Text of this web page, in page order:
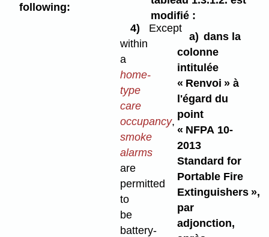
following:
4) Except
within
a
home-
type
care
occupancy,
smoke
alarms
are
permitted
to
be
battery-
modifié :
a) dans la
colonne
intitulée
« Renvoi » à
l'égard du
point
« NFPA 10-
2013
Standard for
Portable Fire
Extinguishers »,
par
adjonction,